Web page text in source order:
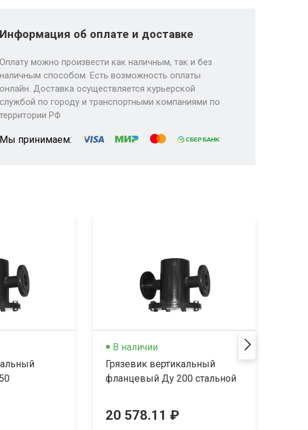
Информация об оплате и доставке
Оплату можно произвести как наличным, так и без
наличным способом. Есть возможность оплаты
онлайн. Доставка осуществляется курьерской
службой по городу и транспортными компаниями по
территории РФ
Мы принимаем:
В наличии
Грязевик вертикальный
фланцевый Ду 200 стальной
20 578.11 ₽